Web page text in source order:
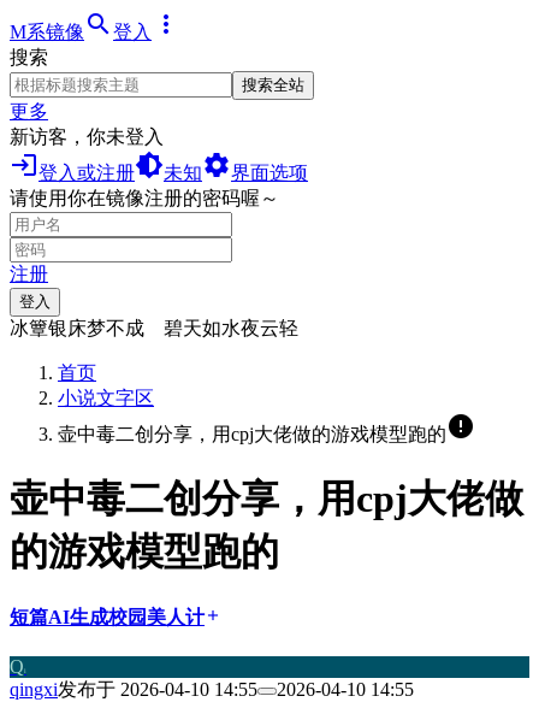
M系镜像 search登入 more_vert
搜索
搜索全站
更多
新访客，你未登入
login登入或注册brightness_medium未知settings界面选项
请使用你在镜像注册的密码喔～
注册
登入
冰簟银床梦不成 碧天如水夜云轻
首页
小说文字区
壶中毒二创分享，用cpj大佬做的游戏模型跑的error
壶中毒二创分享，用cpj大佬做
的游戏模型跑的
短篇AI生成校园 美人计add
Qi
qingxi发布于 2026-04-10 14:55
2026-04-10 14:55